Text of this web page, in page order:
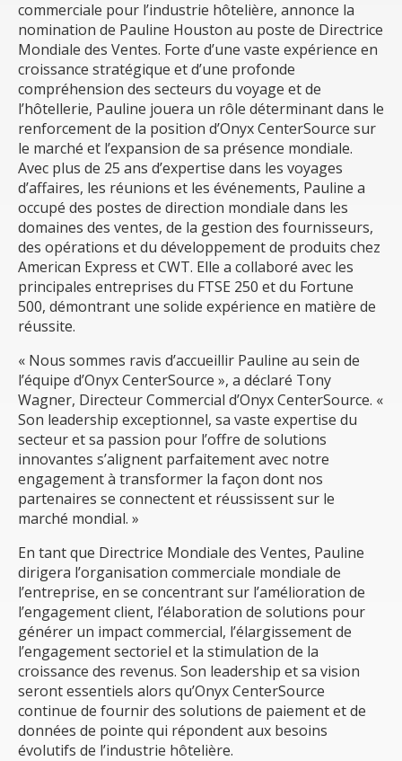
commerciale pour l’industrie hôtelière, annonce la
nomination de Pauline Houston au poste de Directrice
Mondiale des Ventes. Forte d’une vaste expérience en
croissance stratégique et d’une profonde
compréhension des secteurs du voyage et de
l’hôtellerie, Pauline jouera un rôle déterminant dans le
renforcement de la position d’Onyx CenterSource sur
le marché et l’expansion de sa présence mondiale.
Avec plus de 25 ans d’expertise dans les voyages
d’affaires, les réunions et les événements, Pauline a
occupé des postes de direction mondiale dans les
domaines des ventes, de la gestion des fournisseurs,
des opérations et du développement de produits chez
American Express et CWT. Elle a collaboré avec les
principales entreprises du FTSE 250 et du Fortune
500, démontrant une solide expérience en matière de
réussite.
« Nous sommes ravis d’accueillir Pauline au sein de
l’équipe d’Onyx CenterSource », a déclaré Tony
Wagner, Directeur Commercial d’Onyx CenterSource. «
Son leadership exceptionnel, sa vaste expertise du
secteur et sa passion pour l’offre de solutions
innovantes s’alignent parfaitement avec notre
engagement à transformer la façon dont nos
partenaires se connectent et réussissent sur le
marché mondial. »
En tant que Directrice Mondiale des Ventes, Pauline
dirigera l’organisation commerciale mondiale de
l’entreprise, en se concentrant sur l’amélioration de
l’engagement client, l’élaboration de solutions pour
générer un impact commercial, l’élargissement de
l’engagement sectoriel et la stimulation de la
croissance des revenus. Son leadership et sa vision
seront essentiels alors qu’Onyx CenterSource
continue de fournir des solutions de paiement et de
données de pointe qui répondent aux besoins
évolutifs de l’industrie hôtelière.